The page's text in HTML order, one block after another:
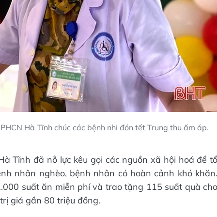
Hà Tĩnh chúc các bệnh nhi đón tết Trung thu ấm áp.
Tĩnh đã nỗ lực kêu gọi các nguồn xã hội hoá để tổ
nhân nghèo, bệnh nhân có hoàn cảnh khó khăn.
suất ăn miễn phí và trao tặng 115 suất quà cho
giá gần 80 triệu đồng.